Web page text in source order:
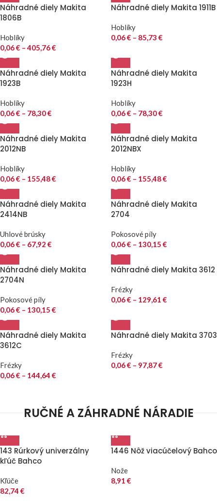
Náhradné diely Makita
1806B
Hoblíky
0,06€ – 405,76€
Náhradné diely Makita 1911B
Hoblíky
0,06€ – 85,73 €
Náhradné diely Makita
1923B
Hoblíky
0,06€ – 78,30€
Náhradné diely Makita
1923H
Hoblíky
0,06€ – 78,30€
Náhradné diely Makita
2012NB
Hoblíky
0,06€ – 155,48€
Náhradné diely Makita
2012NBX
Hoblíky
0,06€ – 155,48€
Náhradné diely Makita
2414NB
Uhlové brúsky
0,06€ – 67,92 €
Náhradné diely Makita
2704
Pokosové píly
0,06€ – 130,15 €
Náhradné diely Makita
2704N
Pokosové píly
0,06€ – 130,15 €
Náhradné diely Makita 3612
Frézky
0,06€ – 129,61 €
Náhradné diely Makita
3612C
Frézky
0,06€ – 144,64 €
Náhradné diely Makita 3703
Frézky
0,06€ – 97,87€
RUČNÉ A ZÁHRADNÉ NÁRADIE
143 Rúrkový univerzálny
kľúč Bahco
Kľúče
82,74 €
1446 Nôž viacúčelový Bahco
Nože
8,91 €